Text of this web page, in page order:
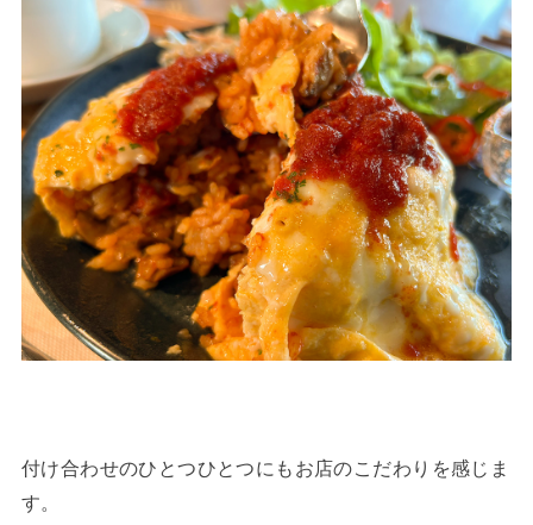
付け合わせのひとつひとつにもお店のこだわりを感じま
す。